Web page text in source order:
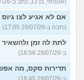
(אנונימי, בן 13, כתב ב-29/07/26 17:25)
אם לא אגיע לצו
כתבה ב-29/07/26 17:05)
לתת לה זמן
ב-29/07/26 16:56)
תדירות סקס, מה